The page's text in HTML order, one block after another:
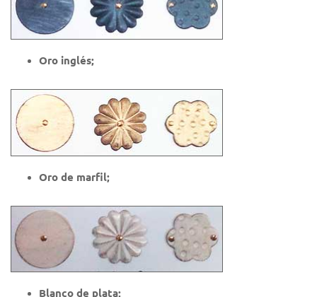
Oro inglés;
Oro de marfil;
Blanco de plata;